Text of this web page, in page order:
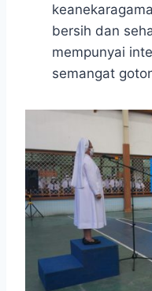
bersih dan
mempunyai
semangat